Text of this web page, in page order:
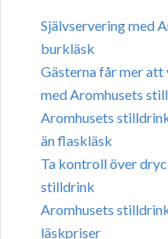
Självservering med
burkläsk
Gästerna får mer att
med Aromhusets
Aromhusets
än flaskläsk
Ta kontroll över
stilldrink
Aromhusets
läskpriser